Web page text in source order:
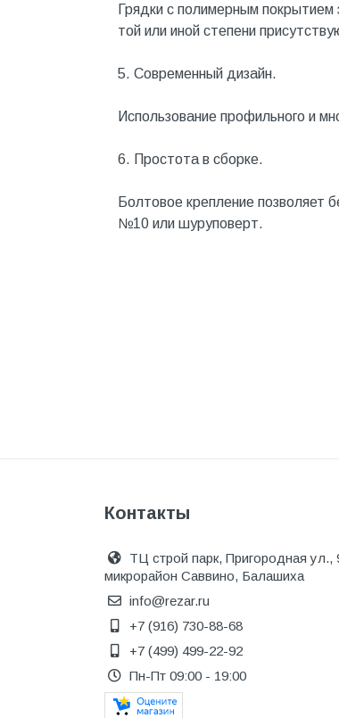
Механизированные
инструменты
Напольные покрытия
Нерудный материал
Облицовочная доска
Обогревательное
Пиломатериалы
Плинтус напольный
ПОД ЗАКАЗ
Предохранительная арматура
Предохранительные клапана
Грядки с полимерным покрытием
той или иной степени
5. Современный дизайн.
Использование профильного и
6. Простота в сборке.
Болтовое крепление позволяет
№10 или шуруповерт.
Контакты
ТЦ строй парк, Пригородная ул.,
микрорайон Саввино, Балашиха
info@rezar.ru
+7 (916) 730-88-68
+7 (499) 499-22-92
Пн-Пт 09:00 - 19:00